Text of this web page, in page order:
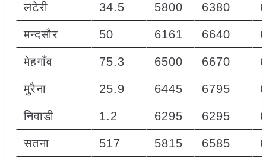
लटेरी 34.5 5800 6380
मन्दसौर 50 6161 6640
मेहगाँव 75.3 6500 6670
मुरैना 25.9 6445 6795
निवाडी 1.2 6295 6295
सतना 517 5815 6585